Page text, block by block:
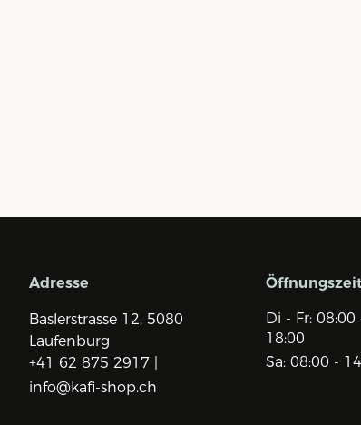
Adresse
Baslerstrasse 12, 5080
Laufenburg
+41 62 875 2917 |
info@kafi-shop.ch
Di - Fr: 08:00
18:00
Sa: 08:00 -